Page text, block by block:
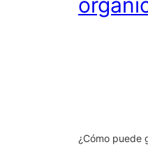
¿Cómo puede